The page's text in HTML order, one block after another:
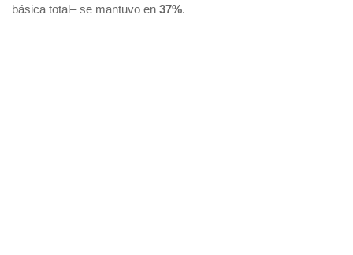
básica total– se mantuvo en 37%.